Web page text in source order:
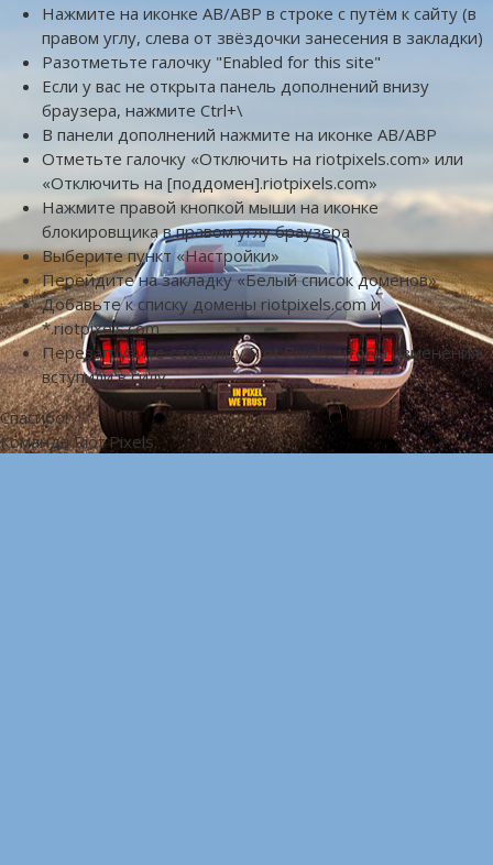
Нажмите на иконке AB/ABP в строке с путём к сайту (в
правом углу, слева от звёздочки занесения в закладки)
Разотметьте галочку "Enabled for this site"
Если у вас не открыта панель дополнений внизу
браузера, нажмите Ctrl+\
В панели дополнений нажмите на иконке AB/ABP
Отметьте галочку «Отключить на riotpixels.com» или
«Отключить на [поддомен].riotpixels.com»
Нажмите правой кнопкой мыши на иконке
блокировщика в правом углу браузера
Выберите пункт «Настройки»
Перейдите на закладку «Белый список доменов»
Добавьте к списку домены riotpixels.com и
*.riotpixels.com
Перезагрузите страницу Riot Pixels, чтобы изменения
вступили в силу
Спасибо!
Команда Riot Pixels.